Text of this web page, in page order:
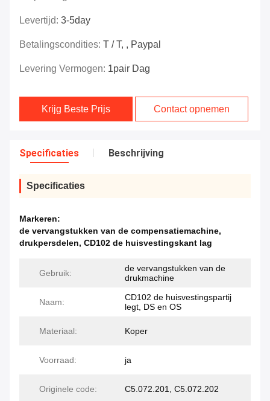
Levertijd: 3-5day
Betalingscondities: T / T, , Paypal
Levering Vermogen: 1pair Dag
Krijg Beste Prijs Contact opnemen
Specificaties Beschrijving
Specificaties
Markeren:
de vervangstukken van de compensatiemachine,
drukpersdelen, CD102 de huisvestingskant lag
Gebruik:
de vervangstukken van de
drukmachine
Naam:
CD102 de huisvestingspartij
legt, DS en OS
Materiaal: Koper
Voorraad: ja
Originele code: C5.072.201, C5.072.202